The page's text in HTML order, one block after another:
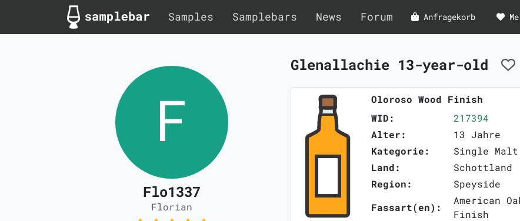
Samples Samplebars News Forum Anfragekorb
Flo1337
Florian
Glenallachie 13-year-old
Oloroso Wood Finish
WID:
217394
Alter:
13 Jahre
Kategorie:
Single Malt
Land:
Schottland
Region:
Speyside
Fassart(en):
American
Finish